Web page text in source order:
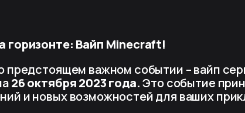
горизонте: Вайп Minecraft!
предстоящем важном событии – вайп
26 октября 2023 года.Это событие
и новых возможностей для ваших